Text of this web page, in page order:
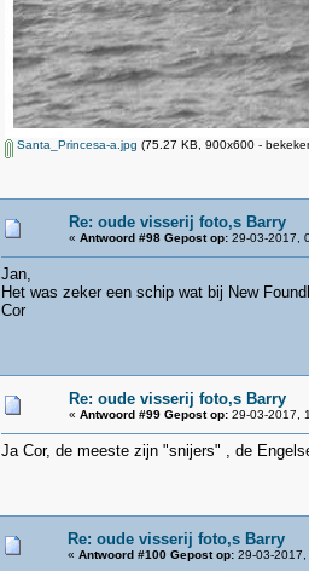
Santa_Princesa-a.jpg (75.27 KB, 900x600 -
Re: oude visserij foto,s Barry
« Antwoord #98 Gepost op: 29-03-2017,
Jan,
Het was zeker een schip wat bij New
Cor
Re: oude visserij foto,s Barry
« Antwoord #99 Gepost op: 29-03-2017,
Ja Cor, de meeste zijn "snijers" , de
Re: oude visserij foto,s Barry
« Antwoord #100 Gepost op: 29-03-